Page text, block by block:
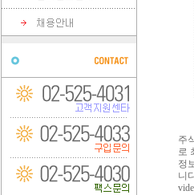
주
로
정
니